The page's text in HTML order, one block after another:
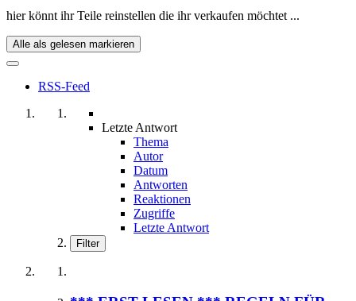
hier könnt ihr Teile reinstellen die ihr verkaufen möchtet ...
Alle als gelesen markieren
RSS-Feed
Letzte Antwort
Thema
Autor
Datum
Antworten
Reaktionen
Zugriffe
Letzte Antwort
Filter